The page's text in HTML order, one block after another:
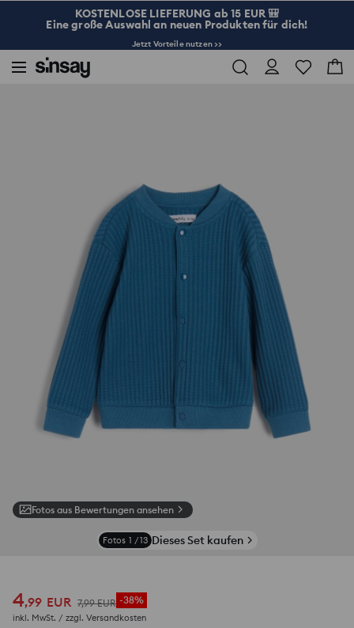
KOSTENLOSE LIEFERUNG ab 15 EUR 🎒
Eine große Auswahl an neuen Produkten für dich!
Jetzt Vorteile nutzen >>
Fotos aus Bewertungen ansehen
Fotos 1 /13 Dieses Set kaufen
4,99 EUR 7,99 EUR -38%
inkl. MwSt. / zzgl. Versandkosten